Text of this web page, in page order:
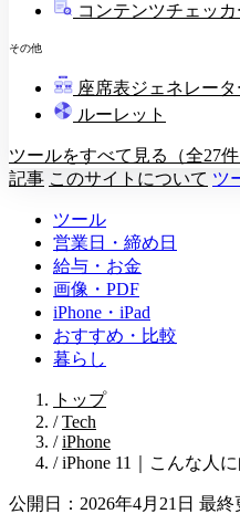
コンテンツチェッカ
その他
教壇
座席表ジェネレータ
ルーレット
ツールをすべて見る（全27件
記事 このサイトについて ツ
ツール
営業日・締め日
給与・お金
画像・PDF
iPhone・iPad
おすすめ・比較
暮らし
トップ
/ Tech
/ iPhone
/ iPhone 11｜こんな人
公開日：2026年4月21日 最終